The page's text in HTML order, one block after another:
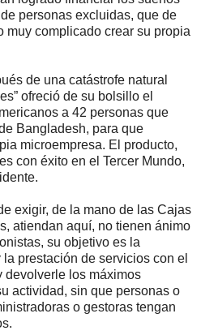
personas excluidas, que de
muy complicado crear su propia
de una catástrofe natural
ofreció de su bolsillo el
a 42 personas que
Bangladesh, para que
microempresa. El producto,
con éxito en el Tercer Mundo,
exigir, de la mano de las Cajas
atiendan aquí, no tienen ánimo
su objetivo es la
prestación de servicios con el
devolverle los máximos
actividad, sin que personas o
o gestoras tengan